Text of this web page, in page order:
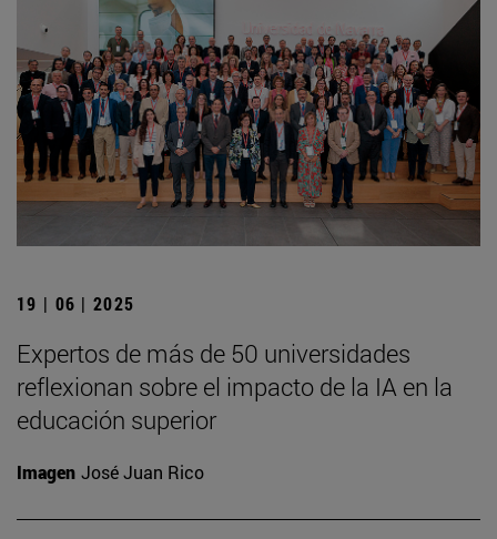
19 | 06 | 2025
Expertos de más de 50 universidades
reflexionan sobre el impacto de la IA en la
educación superior
Imagen José Juan Rico